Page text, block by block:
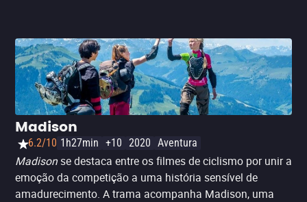
Madison
6.2/10 1h27min +10 2020 Aventura
Madisonse destaca entre os filmes de ciclismo por unir a
emoção da competição a uma história sensível de
amadurecimento. A trama acompanha Madison, uma